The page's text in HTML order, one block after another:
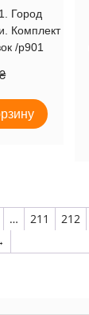
Город
Комплект
/р901
₴
… 211 212